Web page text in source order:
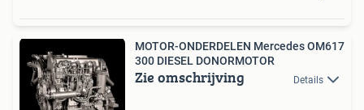
MOTOR-ONDERDELEN Mercedes OM617
300 DIESEL DONORMOTOR
Zie omschrijving Details